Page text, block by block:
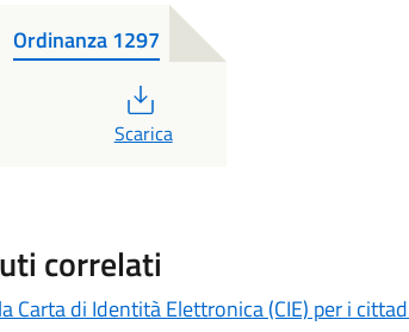
Ordinanza 1297
Scarica
correlati
Carta di Identità Elettronica (CIE) per i